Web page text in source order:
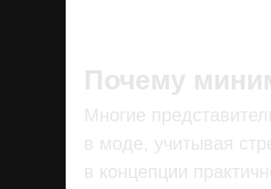
Почему
Многие
в моде, учитывая
в концепции